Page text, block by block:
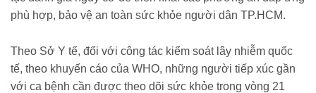
phù hợp, bảo vệ an toàn sức khỏe người dân TP.HCM.
Theo Sở Y tế, đối với công tác kiểm soát lây nhiễm quốc
tế, theo khuyến cáo của WHO, những người tiếp xúc gần
với ca bệnh cần được theo dõi sức khỏe trong vòng 21